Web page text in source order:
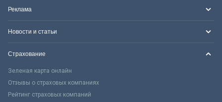
Реклама
Новости и статьи
Страхование
Зеленая карта онлайн
Отзывы о страховых компаниях
Рейтинг страховых компаний